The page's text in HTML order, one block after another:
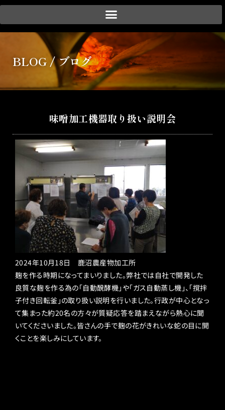
会社紹介
事業紹介
実績紹介
お取引の流れ
ブログ
お問い合わせ
BLOG / ブログ
味噌加工機器取り扱い説明会
2024年10月18日 鹿沼農産物加工所
麹を作る時期になってまいりました。弊社では自社で開発した
良質な麹を作る為の「自動醗酵機」や「ガス自動蒸し機」、「撹拌
子付き回転釜」の取り扱い説明を行いました。行政が中心となっ
て集まった約20名の方々が質疑応答を踏まえながら熱心に聞
いてくださいました。皆さんの手で麹の花がきれいな蛇の目に開
くことを楽しみにしています。